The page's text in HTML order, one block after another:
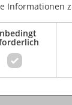
und
Informationen